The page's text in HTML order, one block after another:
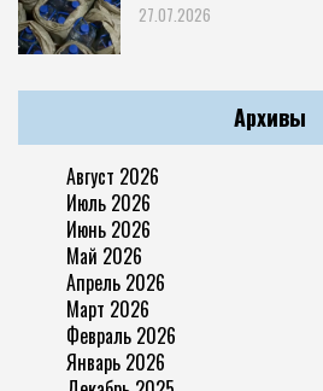
27.07.2026
Архивы
Август 2026
Июль 2026
Июнь 2026
Май 2026
Апрель 2026
Март 2026
Февраль 2026
Январь 2026